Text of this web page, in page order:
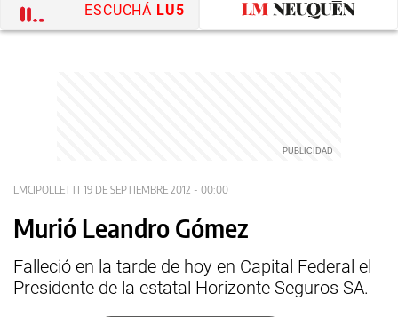
ESCUCHÁ LU5
LMCIPOLLETTI 19 DE SEPTIEMBRE 2012 - 00:00
Murió Leandro Gómez
Falleció en la tarde de hoy en Capital Federal el
Presidente de la estatal Horizonte Seguros SA.